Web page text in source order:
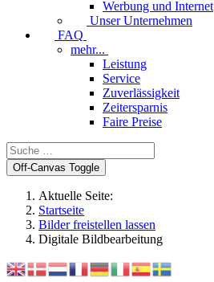
Werbung und Internet
Unser Unternehmen
FAQ
mehr...
Leistung
Service
Zuverlässigkeit
Zeitersparnis
Faire Preise
Off-Canvas Toggle
Aktuelle Seite:
Startseite
Bilder freistellen lassen
Digitale Bildbearbeitung